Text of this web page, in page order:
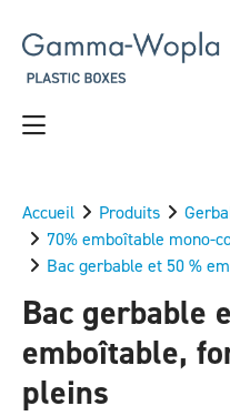
Accueil Produits
70% emboîtable mono-
Bac gerbable et 50 %
Bac gerbable
emboîtable,
pleins